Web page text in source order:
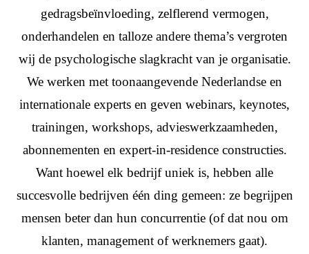
gedragsbeïnvloeding, zelflerend vermogen,
onderhandelen en talloze andere thema’s vergroten
wij de psychologische slagkracht van je organisatie.
We werken met toonaangevende Nederlandse en
internationale experts en geven webinars, keynotes,
trainingen, workshops, advieswerkzaamheden,
abonnementen en expert-in-residence constructies.
Want hoewel elk bedrijf uniek is, hebben alle
succesvolle bedrijven één ding gemeen: ze begrijpen
mensen beter dan hun concurrentie (of dat nou om
klanten, management of werknemers gaat).